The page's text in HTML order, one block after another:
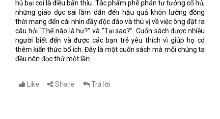
hủ bại coi là điều bẩn thỉu. Tác phẩm phê phán tư tưởng cổ hủ,
những giáo dục sai lầm dẫn đến hậu quả khôn lường đồng
thời mang đến cái nhìn đầy độc đáo và thú vị về việc ông đặt ra
câu hỏi “Thế nào là hư?” và “Tại sao?”. Cuốn sách được nhiều
người biết đến và được các bạn trẻ yêu thích vì giúp họ có
thêm kiến thức bổ ích. Đây là một cuốn sách mà mỗi chúng ta
đều nên đọc thử một lần.
Like Share Trả lời